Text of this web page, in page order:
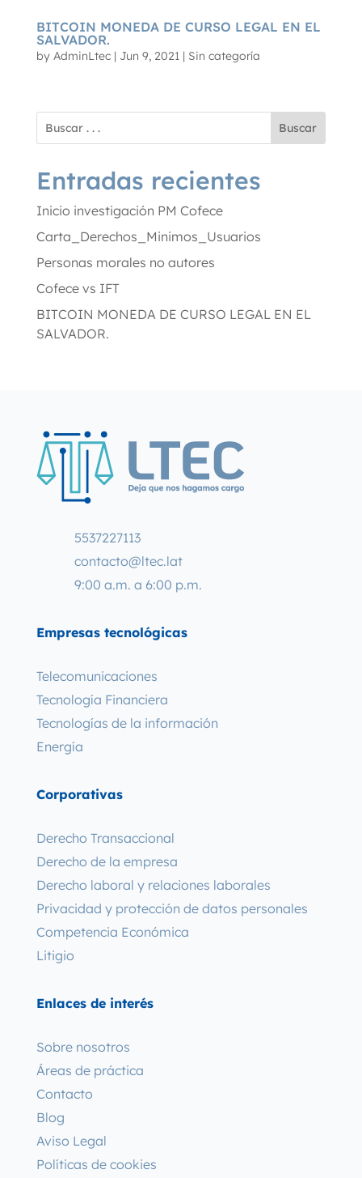
BITCOIN MONEDA DE CURSO LEGAL EN EL
SALVADOR.
by AdminLtec| Jun 9, 2021 | Sin categoría
Buscar
Entradas recientes
Inicio investigación PM Cofece
Carta_Derechos_Minimos_Usuarios
Personas morales no autores
Cofece vs IFT
BITCOIN MONEDA DE CURSO LEGAL EN EL
SALVADOR.
5537227113
contacto@ltec.lat
9:00 a.m. a 6:00 p.m.
Empresas tecnológicas
Telecomunicaciones
Tecnología Financiera
Tecnologías de la información
Energía
Corporativas
Derecho Transaccional
Derecho de la empresa
Derecho laboral y relaciones laborales
Privacidad y protección de datos personales
Competencia Económica
Litigio
Enlaces de interés
Sobre nosotros
Áreas de práctica
Contacto
Blog
Aviso Legal
Políticas de cookies